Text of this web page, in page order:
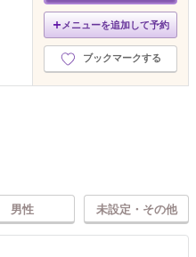
メニューを追加して予約
ブックマークする
男性 未設定・その他